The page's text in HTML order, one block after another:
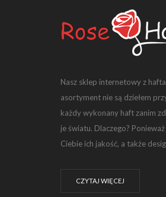
Nasz sklep internetowy z
asortyment nie są dziełem
każdy wykonany haft zanim
je światu. Dlaczego?
Ciebie ich jakość, a także
CZYTAJ WIĘCEJ